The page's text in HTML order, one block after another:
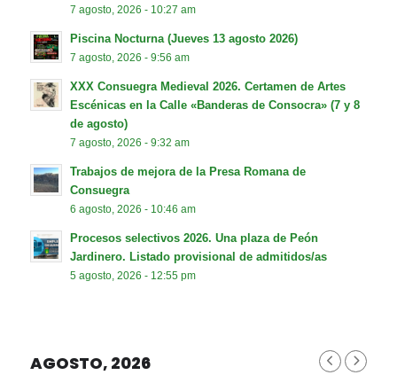
7 agosto, 2026 - 10:27 am
Piscina Nocturna (Jueves 13 agosto 2026)
7 agosto, 2026 - 9:56 am
XXX Consuegra Medieval 2026. Certamen de Artes
Escénicas en la Calle «Banderas de Consocra» (7 y 8
de agosto)
7 agosto, 2026 - 9:32 am
Trabajos de mejora de la Presa Romana de
Consuegra
6 agosto, 2026 - 10:46 am
Procesos selectivos 2026. Una plaza de Peón
Jardinero. Listado provisional de admitidos/as
5 agosto, 2026 - 12:55 pm
AGOSTO, 2026